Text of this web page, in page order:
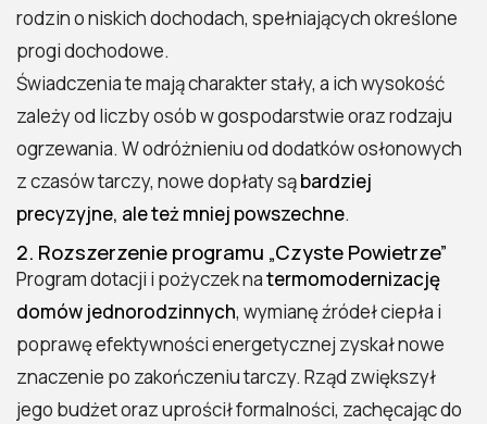
rodzin o niskich dochodach, spełniających określone
progi dochodowe.
Świadczenia te mają charakter stały, a ich wysokość
zależy od liczby osób w gospodarstwie oraz rodzaju
ogrzewania. W odróżnieniu od dodatków osłonowych
z czasów tarczy, nowe dopłaty sąbardziej
precyzyjne, ale też mniej powszechne.
2. Rozszerzenie programu „Czyste Powietrze”
Program dotacji i pożyczek natermomodernizację
domów jednorodzinnych, wymianę źródeł ciepła i
poprawę efektywności energetycznej zyskał nowe
znaczenie po zakończeniu tarczy. Rząd zwiększył
jego budżet oraz uprościł formalności, zachęcając do